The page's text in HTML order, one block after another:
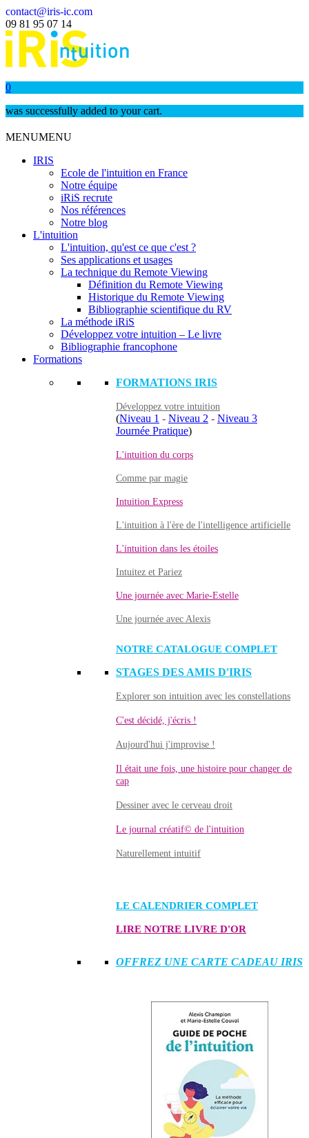
contact@iris-ic.com
09 81 95 07 14
0
was successfully added to your cart.
MENUMENU
IRIS
Ecole de l'intuition en France
Notre équipe
iRiS recrute
Nos références
Notre blog
L'intuition
L'intuition, qu'est ce que c'est ?
Ses applications et usages
La technique du Remote Viewing
Définition du Remote Viewing
Historique du Remote Viewing
Bibliographie scientifique du RV
La méthode iRiS
Développez votre intuition – Le livre
Bibliographie francophone
Formations
FORMATIONS IRIS
Développez votre intuition
(Niveau 1 - Niveau 2 - Niveau 3
Journée Pratique)
L'intuition du corps
Comme par magie
Intuition Express
L'intuition à l'ère de l'intelligence artificielle
L'intuition dans les étoiles
Intuitez et Pariez
Une journée avec Marie-Estelle
Une journée avec Alexis
NOTRE CATALOGUE COMPLET
STAGES DES AMIS D'IRIS
Explorer son intuition avec les constellations
C'est décidé, j'écris !
Aujourd'hui j'improvise !
Il était une fois, une histoire pour changer de
cap
Dessiner avec le cerveau droit
Le journal créatif© de l'intuition
Naturellement intuitif
LE CALENDRIER COMPLET
LIRE NOTRE LIVRE D'OR
OFFREZ UNE CARTE CADEAU IRIS